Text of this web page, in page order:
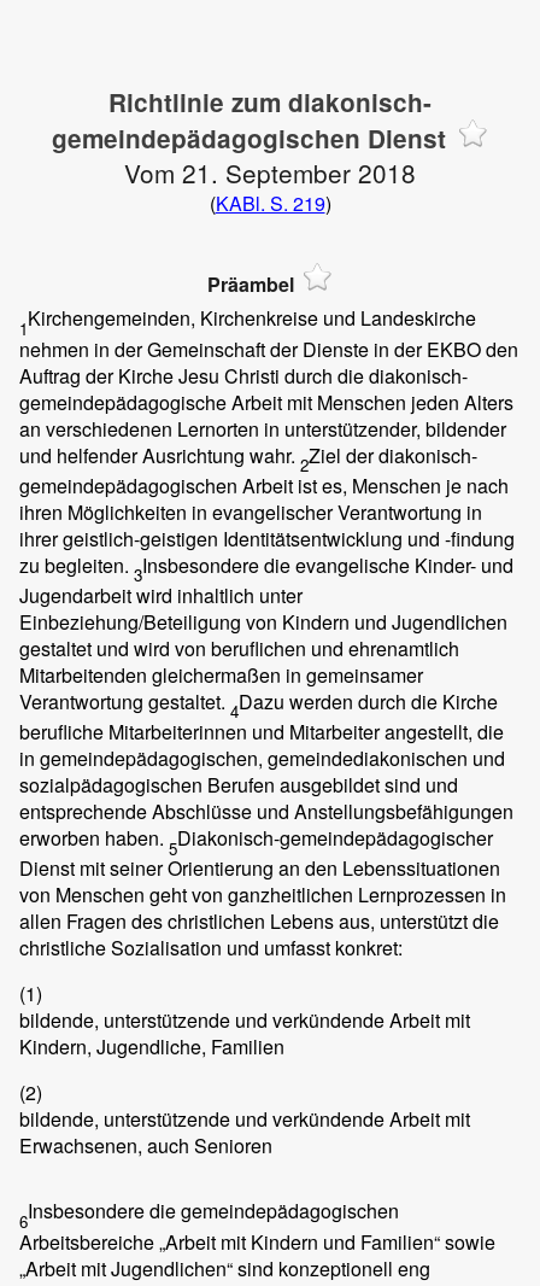
Richtlinie zum diakonisch-
gemeindepädagogischen Dienst
Vom 21. September 2018
(KABl. S. 219)
Präambel
1Kirchengemeinden, Kirchenkreise und Landeskirche
nehmen in der Gemeinschaft der Dienste in der EKBO den
Auftrag der Kirche Jesu Christi durch die diakonisch-
gemeindepädagogische Arbeit mit Menschen jeden Alters
an verschiedenen Lernorten in unterstützender, bildender
und helfender Ausrichtung wahr. 2Ziel der diakonisch-
gemeindepädagogischen Arbeit ist es, Menschen je nach
ihren Möglichkeiten in evangelischer Verantwortung in
ihrer geistlich-geistigen Identitätsentwicklung und -findung
zu begleiten. 3Insbesondere die evangelische Kinder- und
Jugendarbeit wird inhaltlich unter
Einbeziehung/Beteiligung von Kindern und Jugendlichen
gestaltet und wird von beruflichen und ehrenamtlich
Mitarbeitenden gleichermaßen in gemeinsamer
Verantwortung gestaltet. 4Dazu werden durch die Kirche
berufliche Mitarbeiterinnen und Mitarbeiter angestellt, die
in gemeindepädagogischen, gemeindediakonischen und
sozialpädagogischen Berufen ausgebildet sind und
entsprechende Abschlüsse und Anstellungsbefähigungen
erworben haben. 5Diakonisch-gemeindepädagogischer
Dienst mit seiner Orientierung an den Lebenssituationen
von Menschen geht von ganzheitlichen Lernprozessen in
allen Fragen des christlichen Lebens aus, unterstützt die
christliche Sozialisation und umfasst konkret:
(1)
bildende, unterstützende und verkündende Arbeit mit
Kindern, Jugendliche, Familien
(2)
bildende, unterstützende und verkündende Arbeit mit
Erwachsenen, auch Senioren
6Insbesondere die gemeindepädagogischen
Arbeitsbereiche „Arbeit mit Kindern und Familien“ sowie
„Arbeit mit Jugendlichen“ sind konzeptionell eng